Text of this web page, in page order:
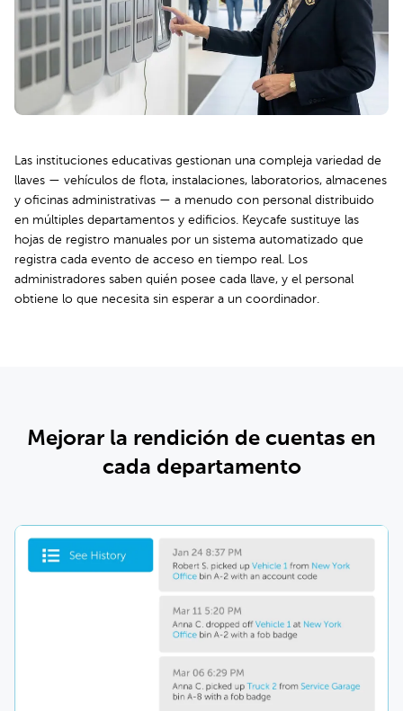
Las instituciones educativas gestionan una compleja variedad de
llaves — vehículos de flota, instalaciones, laboratorios, almacenes
y oficinas administrativas — a menudo con personal distribuido
en múltiples departamentos y edificios. Keycafe sustituye las
hojas de registro manuales por un sistema automatizado que
registra cada evento de acceso en tiempo real. Los
administradores saben quién posee cada llave, y el personal
obtiene lo que necesita sin esperar a un coordinador.
Mejorar la rendición de cuentas en
cada departamento